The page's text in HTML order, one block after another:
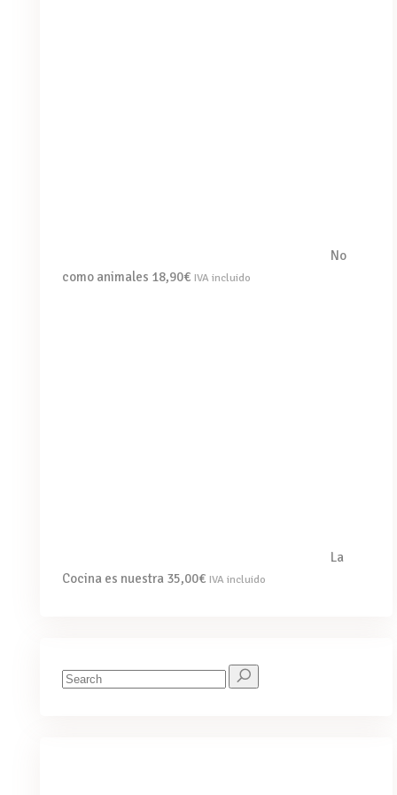
No
como animales 18,90€ IVA incluido
La
Cocina es nuestra 35,00€ IVA incluido
Search